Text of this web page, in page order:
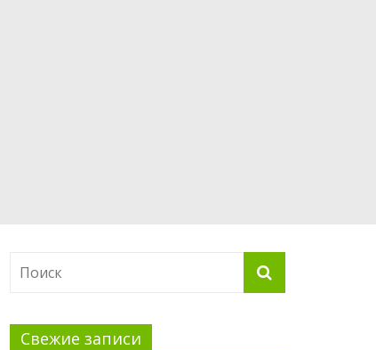
Свежие записи